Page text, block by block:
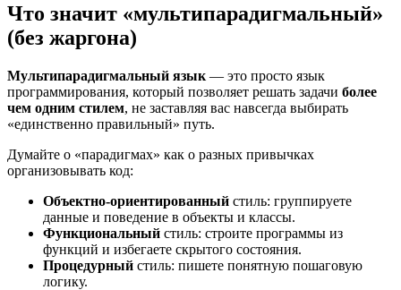
Что значит «мультипарадигмальный»
(без жаргона)
Мультипарадигмальный язык — это просто язык
программирования, который позволяет решать задачи более
чем одним стилем, не заставляя вас навсегда выбирать
«единственно правильный» путь.
Думайте о «парадигмах» как о разных привычках
организовывать код:
Объектно-ориентированный стиль: группируете
данные и поведение в объекты и классы.
Функциональный стиль: строите программы из
функций и избегаете скрытого состояния.
Процедурный стиль: пишете понятную пошаговую
логику.